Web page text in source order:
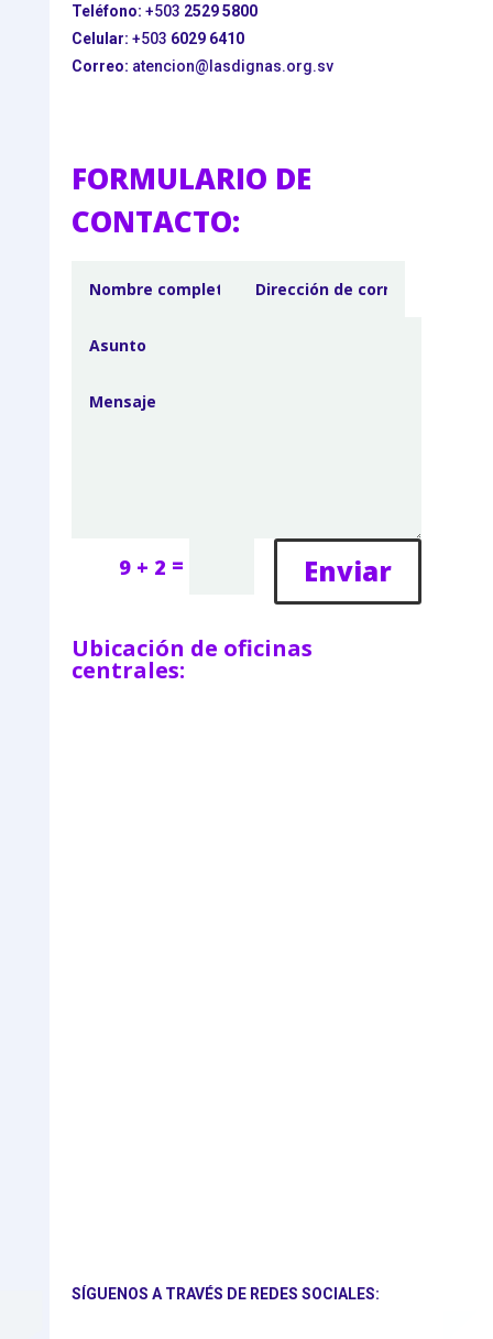
Teléfono: +503 2529 5800
Celular: +503 6029 6410
Correo: atencion@lasdignas.org.sv
FORMULARIO DE
CONTACTO:
9 + 2 = Enviar
Ubicación de oficinas
centrales:
SÍGUENOS A TRAVÉS DE REDES SOCIALES: